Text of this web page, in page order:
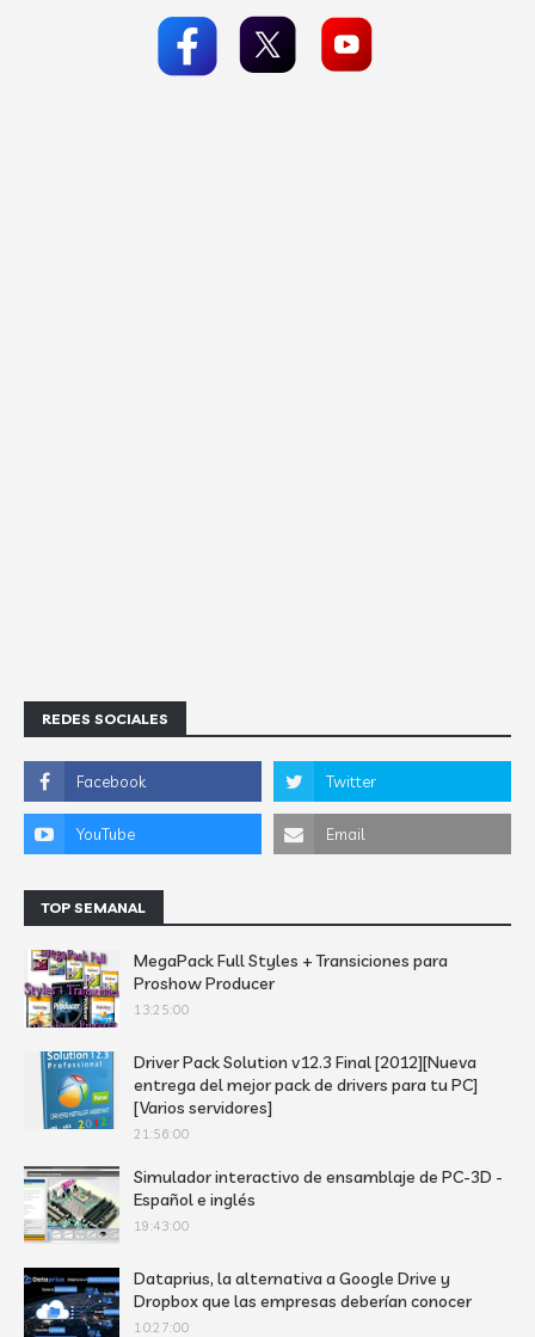
REDES SOCIALES
TOP SEMANAL
MegaPack Full Styles + Transiciones para
Proshow Producer
13:25:00
Driver Pack Solution v12.3 Final [2012][Nueva
entrega del mejor pack de drivers para tu PC]
[Varios servidores]
21:56:00
Simulador interactivo de ensamblaje de PC-3D -
Español e inglés
19:43:00
Dataprius, la alternativa a Google Drive y
Dropbox que las empresas deberían conocer
10:27:00